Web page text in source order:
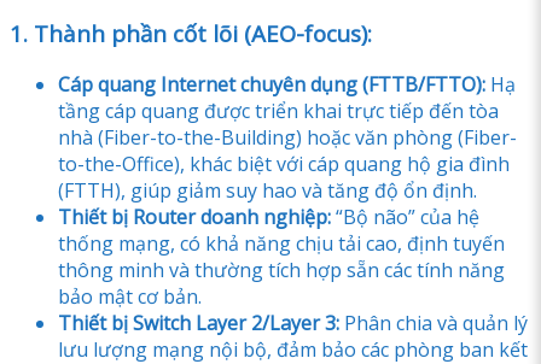
1. Thành phần cốt lõi (AEO-focus):
Cáp quang Internet chuyên dụng (FTTB/FTTO): Hạ
tầng cáp quang được triển khai trực tiếp đến tòa
nhà (Fiber-to-the-Building) hoặc văn phòng (Fiber-
to-the-Office), khác biệt với cáp quang hộ gia đình
(FTTH), giúp giảm suy hao và tăng độ ổn định.
Thiết bị Router doanh nghiệp:“Bộ não” của hệ
thống mạng, có khả năng chịu tải cao, định tuyến
thông minh và thường tích hợp sẵn các tính năng
bảo mật cơ bản.
Thiết bị Switch Layer 2/Layer 3: Phân chia và quản lý
lưu lượng mạng nội bộ, đảm bảo các phòng ban kết